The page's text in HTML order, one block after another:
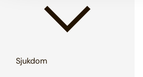
Sjukdom